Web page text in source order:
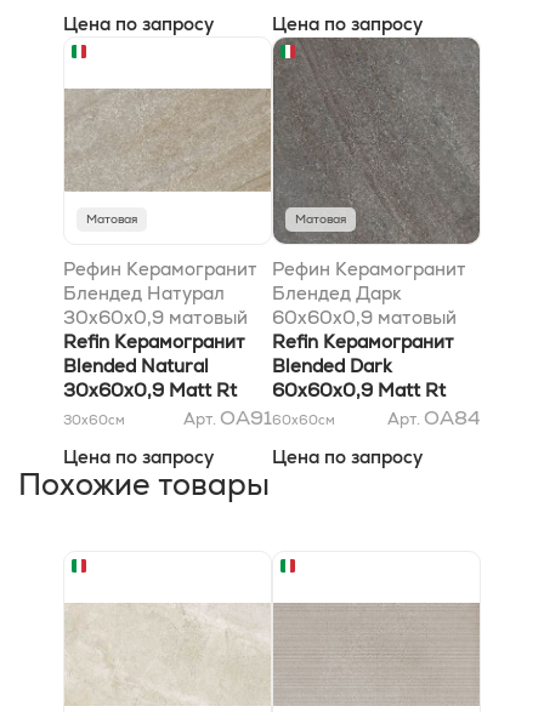
Цена по запросу Цена по запросу
Матовая
Рефин Керамогранит
Блендед Натурал
30x60x0,9 матовый
Rt
Refin Керамогранит
Blended Natural
30x60x0,9 Matt Rt
30x60см Арт. OA91
Цена по запросу
Матовая
Рефин Керамогранит
Блендед Дарк
60x60x0,9 матовый
Rt
Refin Керамогранит
Blended Dark
60x60x0,9 Matt Rt
60x60см Арт. OA84
Цена по запросу
Похожие товары